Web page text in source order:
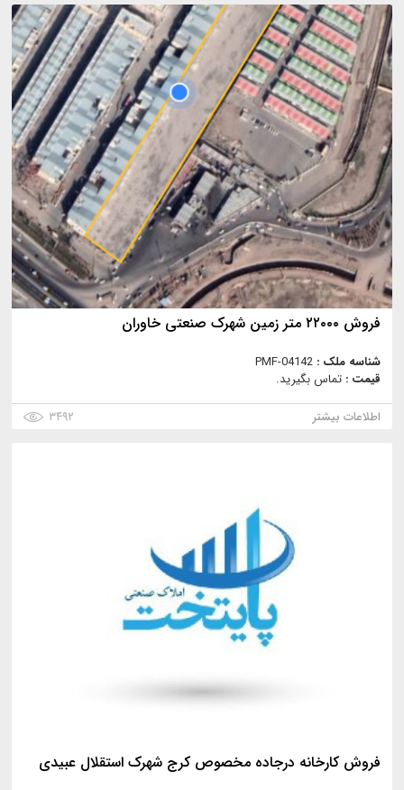
فروش ۲۲۰۰۰ متر زمین شهرک صنعتی خاوران
شناسه ملک : PMF-04142
قیمت : تماس بگیرید.
اطلاعات بیشتر
۳۴۹۲
فروش کارخانه درجاده مخصوص کرج شهرک استقلال عبیدی